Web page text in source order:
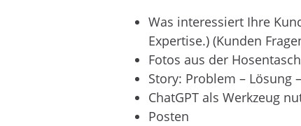
Was interessiert Ihre
Expertise.) (Kunden
Fotos aus der
Story: Problem – Lösung
ChatGPT als Werkzeug
Posten